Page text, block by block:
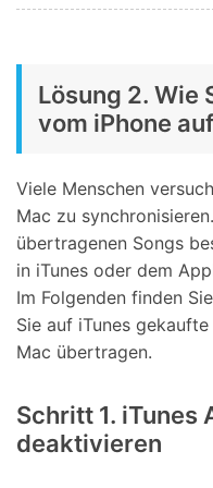
Lösung 2. Wie
vom iPhone
Viele Menschen
Mac zu
übertragenen Songs
in iTunes oder dem
Im Folgenden finden
Sie auf iTunes
Mac übertragen.
Schritt 1. iTunes
deaktivieren